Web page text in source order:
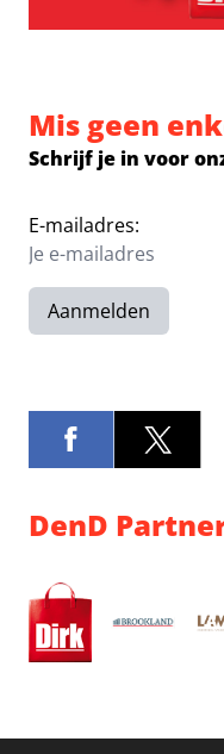
Mis geen
Schrijf je in voor
E-mailadres:
Aanmelden
DenD